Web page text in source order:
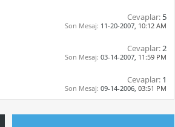
Cevaplar: 5
Son Mesaj: 11-20-2007, 10:12 AM
Cevaplar:2
Son Mesaj: 03-14-2007, 11:59 PM
Cevaplar: 1
Son Mesaj: 09-14-2006, 03:51 PM